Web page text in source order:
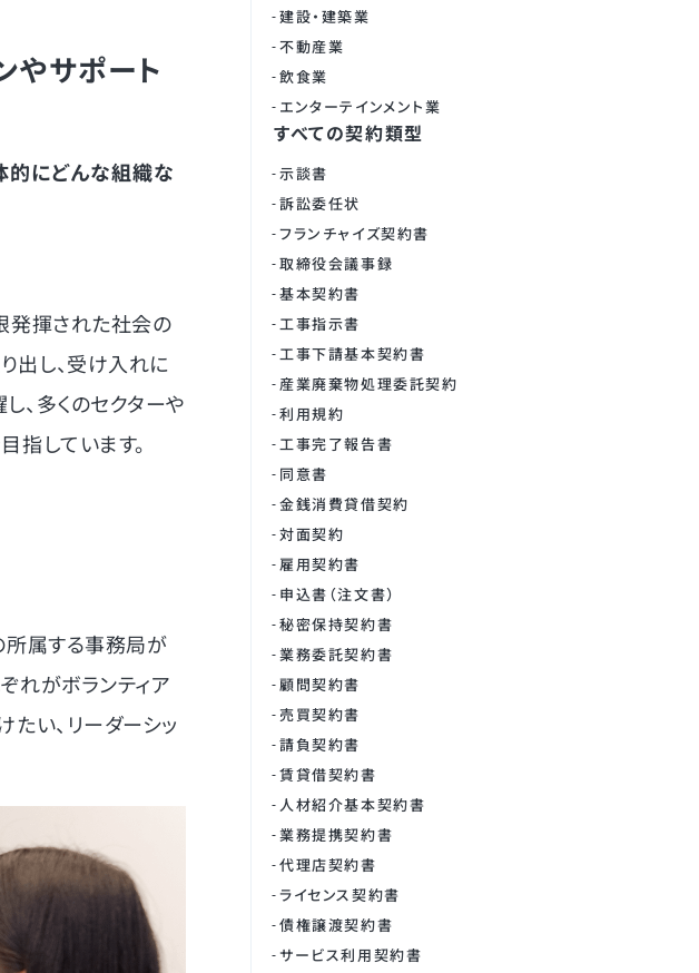
やサポート
的にどんな組織な
発揮された社会の
出し、受け入れに
、多くのセクターや
指しています。
所属する事務局が
れがボランティア
い、リーダーシッ
建設・建築業
不動産業
飲食業
エンターテインメント業
すべての契約類型
示談書
訴訟委任状
フランチャイズ契約書
取締役会議事録
基本契約書
工事指示書
工事下請基本契約書
産業廃棄物処理委託契約
利用規約
工事完了報告書
同意書
金銭消費貸借契約
対面契約
雇用契約書
申込書（注文書）
秘密保持契約書
業務委託契約書
顧問契約書
売買契約書
請負契約書
賃貸借契約書
人材紹介基本契約書
業務提携契約書
代理店契約書
ライセンス契約書
債権譲渡契約書
サービス利用契約書